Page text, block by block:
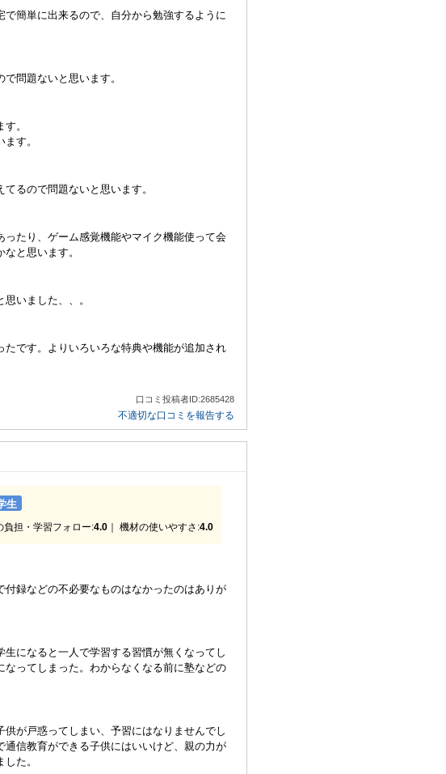
簡単に出来るので、自分から勉強するように
問題ないと思います。
。
す。
るので問題ないと思います。
たり、ゲーム感覚機能やマイク機能使って会
と思います。
いました、、。
です。よりいろいろな特典や機能が追加され
口コミ投稿者ID:2685428
不適切な口コミを報告する
生
負担・学習フォロー:4.0 ｜ 機材の使いやすさ:4.0
録などの不必要なものはなかったのはありが
になると一人で学習する習慣が無くなってし
ってしまった。わからなくなる前に塾などの
が戸惑ってしまい、予習にはなりませんでし
信教育ができる子供にはいいけど、親の力が
た。